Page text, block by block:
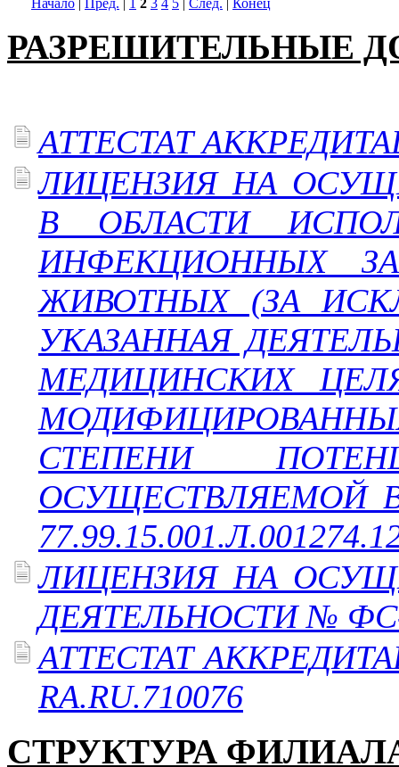
РАЗРЕШИТЕЛЬНЫЕ
АТТЕСТАТ
ЛИЦЕНЗИЯ НА
В ОБЛАСТИ
ИНФЕКЦИОННЫХ
ЖИВОТНЫХ (ЗА
УКАЗАННАЯ
МЕДИЦИНСКИХ
СТЕПЕНИ
ОСУЩЕСТВЛЯЕМОЙ
ЛИЦЕНЗИЯ НА
ДЕЯТЕЛЬНОСТИ № ФС-
АТТЕСТАТ
RA.RU.710076
СТРУКТУРА